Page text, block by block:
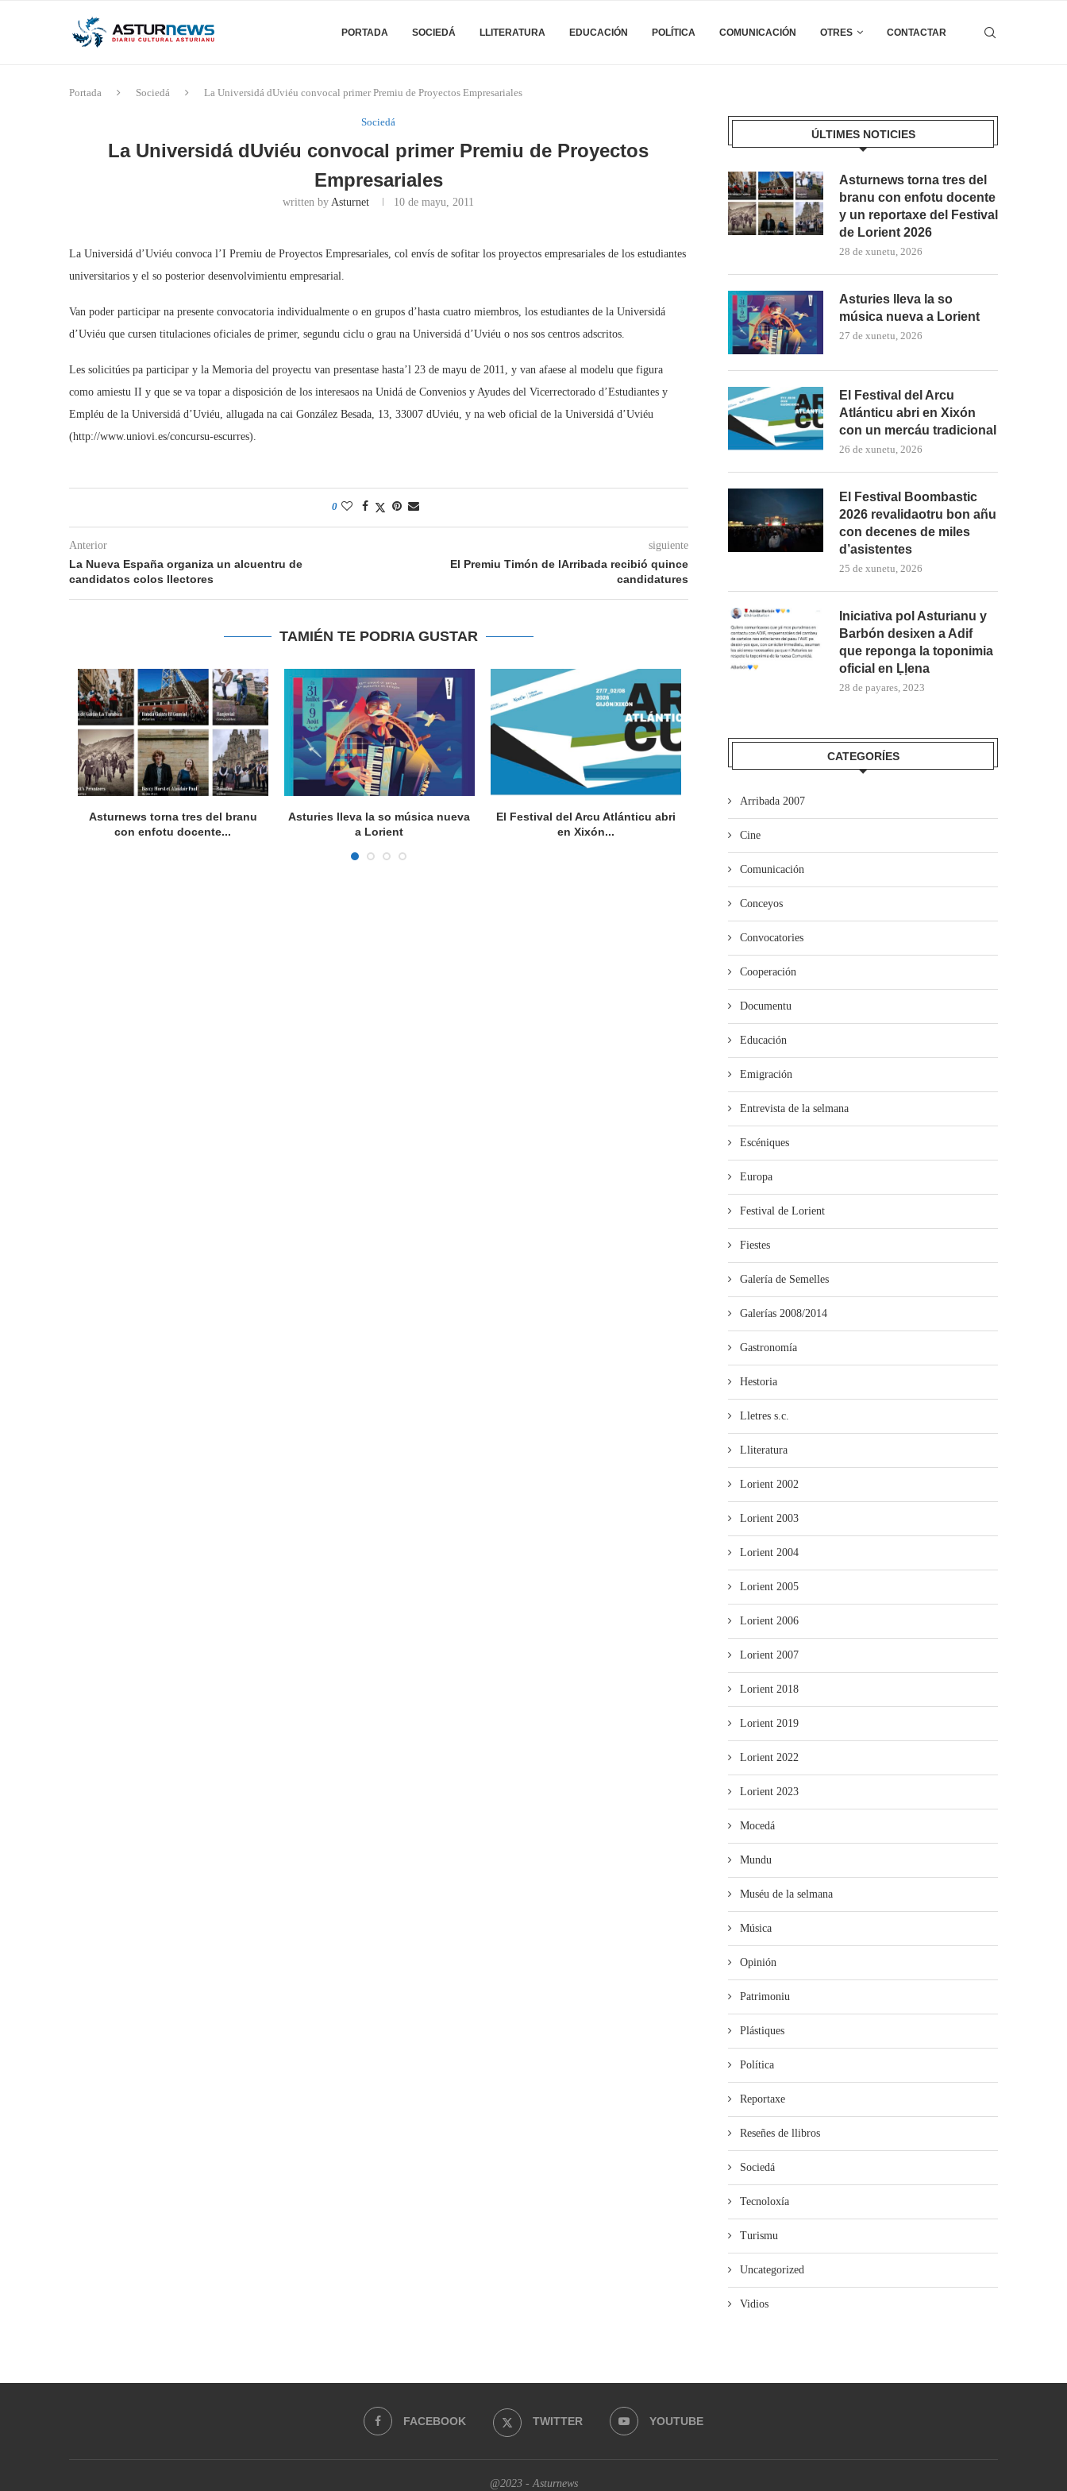
PORTADA SOCIEDÁ LLITERATURA EDUCACIÓN POLÍTICA COMUNICACIÓN OTRES CONTACTAR
Portada Sociedá La Universidá dUviéu convocal primer Premiu de Proyectos Empresariales
Sociedá
La Universidá dUviéu convocal primer Premiu de Proyectos
Empresariales
written byAsturnet 10 de mayu, 2011
La Universidá d’Uviéu convoca l’I Premiu de Proyectos Empresariales, col envís de sofitar los proyectos empresariales de los estudiantes
universitarios y el so posterior desenvolvimientu empresarial.
Van poder participar na presente convocatoria individualmente o en grupos d’hasta cuatro miembros, los estudiantes de la Universidá
d’Uviéu que cursen titulaciones oficiales de primer, segundu ciclu o grau na Universidá d’Uviéu o nos sos centros adscritos.
Les solicitúes pa participar y la Memoria del proyectu van presentase hasta’l 23 de mayu de 2011, y van afaese al modelu que figura
como amiestu II y que se va topar a disposición de los interesaos na Unidá de Convenios y Ayudes del Vicerrectorado d’Estudiantes y
Empléu de la Universidá d’Uviéu, allugada na cai González Besada, 13, 33007 dUviéu, y na web oficial de la Universidá d’Uviéu
(http://www.uniovi.es/concursu-escurres).
0
Anterior
La Nueva España organiza un alcuentru de
candidatos colos llectores
siguiente
El Premiu Timón de lArribada recibió quince
candidatures
TAMIÉN TE PODRIA GUSTAR
Asturnews torna tres del branu
con enfotu docente...
Asturies lleva la so música nueva
a Lorient
El Festival del Arcu Atlánticu abri
en Xixón...
El Festival Boombastic 2026
revalidaotru bon añu con...
Iniciativa pol Asturianu y
ÚLTIMES NOTICIES
Asturnews torna tres del
branu con enfotu docente
y un reportaxe del Festival
de Lorient 2026
28 de xunetu, 2026
Asturies lleva la so
música nueva a Lorient
27 de xunetu, 2026
El Festival del Arcu
Atlánticu abri en Xixón
con un mercáu tradicional
26 de xunetu, 2026
El Festival Boombastic
2026 revalidaotru bon añu
con decenes de miles
d’asistentes
25 de xunetu, 2026
Iniciativa pol Asturianu y
Barbón desixen a Adif
que reponga la toponimia
oficial en Ḷḷena
28 de payares, 2023
CATEGORÍES
Arribada 2007
Cine
Comunicación
Conceyos
Convocatories
Cooperación
Documentu
Educación
Emigración
Entrevista de la selmana
Escéniques
Europa
Festival de Lorient
Fiestes
Galería de Semelles
Galerías 2008/2014
Gastronomía
Hestoria
Lletres s.c.
Lliteratura
Lorient 2002
Lorient 2003
Lorient 2004
Lorient 2005
Lorient 2006
Lorient 2007
Lorient 2018
Lorient 2019
Lorient 2022
Lorient 2023
Mocedá
Mundu
Muséu de la selmana
Música
Opinión
Patrimoniu
Plástiques
Política
Reportaxe
Reseñes de llibros
Sociedá
Tecnoloxía
Turismu
Uncategorized
Vidios
FACEBOOK TWITTER YOUTUBE
@2023 - Asturnews